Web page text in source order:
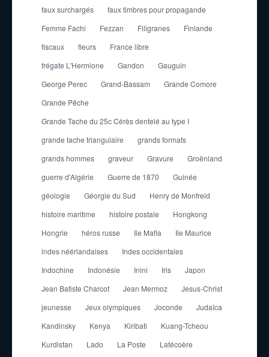
faux surchargés
faux timbres pour propagande
Femme Fachi
Fezzan Filigranes
Finlande
fiscaux
fleurs
France libre
frégate L'Hermione
Gandon
Gauguin
George Perec
Grand-Bassam
Grande Comore
Grande Pêche
Grande Tache du 25c Cérès dentelé au type I
grande tache triangulaire
grands formats
grands hommes
graveur Gravure
Groënland
guerre d'Algérie
Guerre de 1870
Guinée
géologie
Géorgie du Sud
Henry de Monfreid
histoire maritime
histoire postale
Hongkong
Hongrie
héros russe Ile Mafia
Ile Maurice
indes néérlandaises
Indes occidentales
Indochine
Indonésie Inini Iris
Japon
Jean Batiste Charcot
Jean Mermoz
Jesus-Christ
jeunesse
Jeux olympiques Joconde
Judaïca
Kandinsky
Kenya Kiribati
Kuang-Tcheou
Kurdistan
Lado La Poste
Latécoère